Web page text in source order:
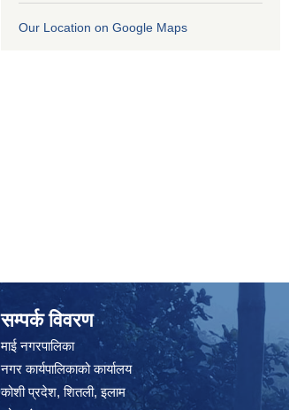
Our Location on Google Maps
सम्पर्क विवरण
माई नगरपालिका
नगर कार्यपालिकाको कार्यालय
कोशी प्रदेश, शितली, इलाम